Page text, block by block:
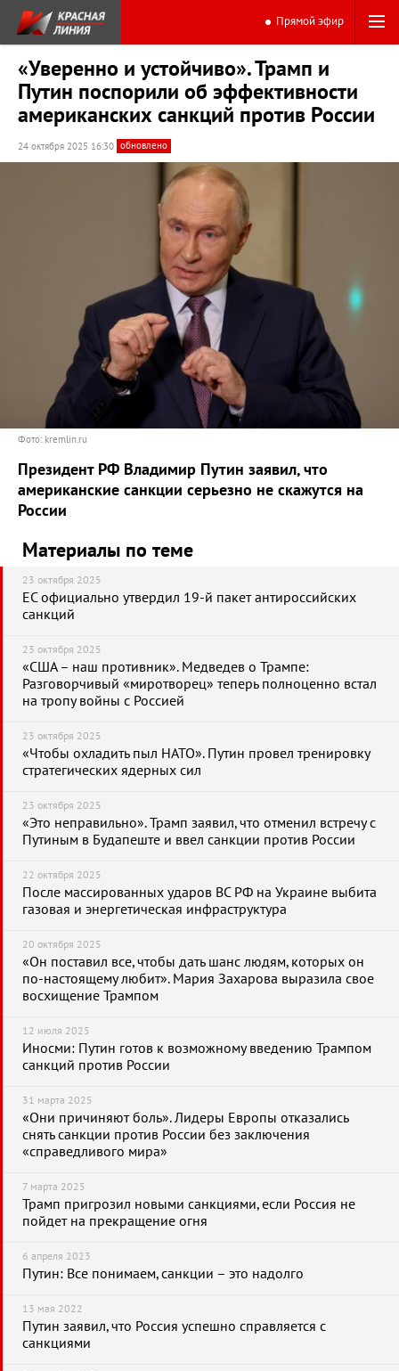
Прямой эфир
«Уверенно и устойчиво». Трамп и
Путин поспорили об эффективности
американских санкций против России
24 октября 2025 16:30 обновлено
Фото: kremlin.ru
Президент РФ Владимир Путин заявил, что
американские санкции серьезно не скажутся на
России
Материалы по теме
23 октября 2025
ЕС официально утвердил 19-й пакет антироссийских
санкций
23 октября 2025
«США – наш противник». Медведев о Трампе:
Разговорчивый «миротворец» теперь полноценно встал
на тропу войны с Россией
23 октября 2025
«Чтобы охладить пыл НАТО». Путин провел тренировку
стратегических ядерных сил
23 октября 2025
«Это неправильно». Трамп заявил, что отменил встречу с
Путиным в Будапеште и ввел санкции против России
22 октября 2025
После массированных ударов ВС РФ на Украине выбита
газовая и энергетическая инфраструктура
20 октября 2025
«Он поставил все, чтобы дать шанс людям, которых он
по-настоящему любит». Мария Захарова выразила свое
восхищение Трампом
12 июля 2025
Иносми: Путин готов к возможному введению Трампом
санкций против России
31 марта 2025
«Они причиняют боль». Лидеры Европы отказались
снять санкции против России без заключения
«справедливого мира»
7 марта 2025
Трамп пригрозил новыми санкциями, если Россия не
пойдет на прекращение огня
6 апреля 2023
Путин: Все понимаем, санкции – это надолго
13 мая 2022
Путин заявил, что Россия успешно справляется с
санкциями